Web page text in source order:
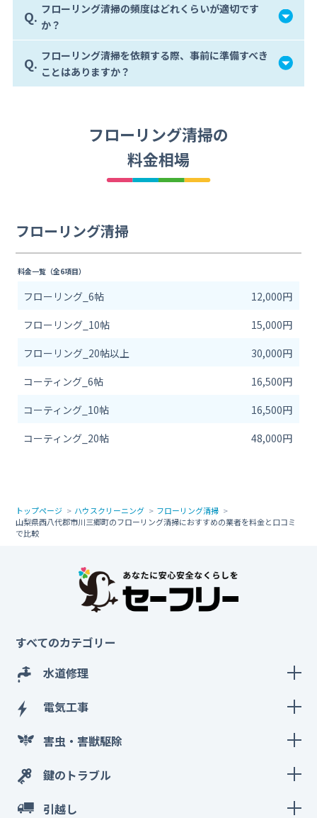
Q. フローリング清掃の頻度はどれくらいが適切です
か？
Q. フローリング清掃を依頼する際、事前に準備すべき
ことはありますか？
フローリング清掃の
料金相場
フローリング清掃
料金一覧（全6項目）
フローリング_6帖
12,000円
フローリング_10帖
15,000円
フローリング_20帖以上
30,000円
コーティング_6帖
16,500円
コーティング_10帖
16,500円
コーティング_20帖
48,000円
トップページ ハウスクリーニング
フローリング清掃
山梨県西八代郡市川三郷町のフローリング清掃におすすめの業者を料金と口コミ
で比較
すべてのカテゴリー
水道修理
電気工事
害虫・害獣駆除
鍵のトラブル
引越し